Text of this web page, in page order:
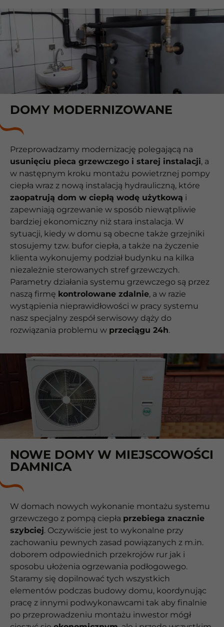
DOMY MODERNIZOWANE
Przeprowadzamy modernizację polegającą na
usunięciu pieca grzewczego i starej instalacji, a
w następnym kroku montażu powietrznej pompy
ciepła wraz z nową instalacją hydrauliczną, które
zaopatrują dom w ciepłą wodę użytkową i
zapewniają ogrzewanie w sposób niewątpliwie
bardziej ekonomiczny niż stara instalacja. W
sytuacji, kiedy w domu są obecne także grzejniki
stosujemy tzw. bufor ciepła, a także na życzenie
klienta wykonujemy podział budynku na kilka
niezależnie sterowanych stref grzewczych.
Parametry działania systemu grzewczego są przez
naszą firmę kontrolowane zdalnie, a w razie
wystąpienia nieprawidłowości w pracy systemu
nasz specjalny zespół serwisowy dąży do
rozwiązania problemu w przeciągu 24h.
NOWE DOMY W MIEJSCOWOŚCI
DAMNICA
W domach nowych wykonanie montażu systemu
grzewczego z pompą ciepła przebiega znacznie
szybciej. Oczywiście jest to wykonalne przy
zachowaniu pewnych zasad powiązanych z m.in.
doborem odpowiednich przekrojów rur jak i
sposobu ułożenia ogrzewania podłogowego.
Staramy się dopilnować tych wszystkich
elementów podczas budowy domu, koordynując
pracę z innymi podwykonawcami tak aby finalnie
po przeprowadzeniu montażu inwestor mógł